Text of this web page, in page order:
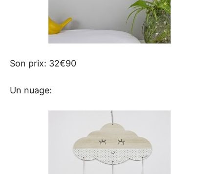
Son prix: 32€90
Un nuage: